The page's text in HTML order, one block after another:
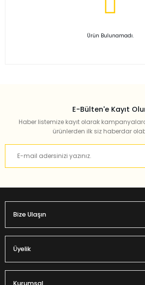
Ürün Bulunamadı.
E-Bülten'e Kayıt
Haber listemize kayıt olarak
ürünlerden ilk siz haberdar
Bize Ulaşın
Üyelik
Kurumsal